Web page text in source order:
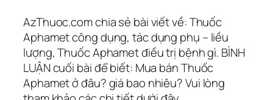
AzThuoc.com chia sẻ bài viết về: Thuốc
Aphamet công dụng, tác dụng phụ – liều
lượng, Thuốc Aphamet điều trị bệnh gì. BÌNH
LUẬN cuối bài để biết: Mua bán Thuốc
Aphamet ở đâu? giá bao nhiêu? Vui lòng